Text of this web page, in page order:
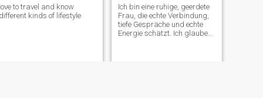
love to travel and know
different kinds of lifestyle
Ich bin eine ruhige, geerdete
Frau, die echte Verbindung,
tiefe Gespräche und echte
Energie schätzt. Ich glaube